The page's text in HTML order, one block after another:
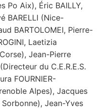
Po Aix), Éric BAILLY,
BARELLI (Nice-
BARTOLOMEI, Pierre-
Laetizia
Jean-Pierre
du C.E.R.E.S.
FOURNIER-
Alpes), Jacques
Jean-Yves